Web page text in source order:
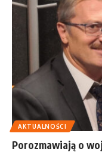
AKTUALNOŚCI
Porozmawiają o